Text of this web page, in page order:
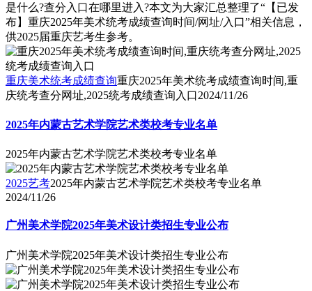
是什么?查分入口在哪里进入?本文为大家汇总整理了“【已发
布】重庆2025年美术统考成绩查询时间/网址/入口”相关信息，
供2025届重庆艺考生参考。
重庆美术统考成绩查询重庆2025年美术统考成绩查询时间,重
庆统考查分网址,2025统考成绩查询入口2024/11/26
2025年内蒙古艺术学院艺术类校考专业名单
2025年内蒙古艺术学院艺术类校考专业名单
2025艺考2025年内蒙古艺术学院艺术类校考专业名单
2024/11/26
广州美术学院2025年美术设计类招生专业公布
广州美术学院2025年美术设计类招生专业公布